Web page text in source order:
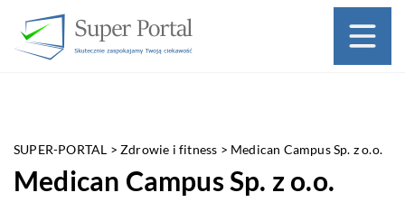
SUPER-PORTAL >Zdrowie i fitness > Medican Campus Sp. z o.o.
Medican Campus Sp. z o.o.